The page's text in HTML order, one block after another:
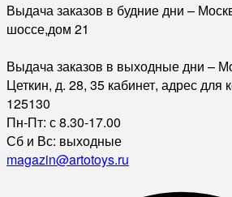
Выдача заказов в будние дни –
шоссе,дом 21
Выдача заказов в выходные дни –
Цеткин, д. 28, 35 кабинет, адрес для
125130
Пн-Пт: с 8.30-17.00
Сб и Вс: выходные
magazin@artotoys.ru